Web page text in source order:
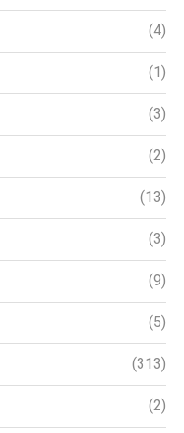
(4)
(1)
(3)
(2)
(13)
(3)
(9)
(5)
(313)
(2)